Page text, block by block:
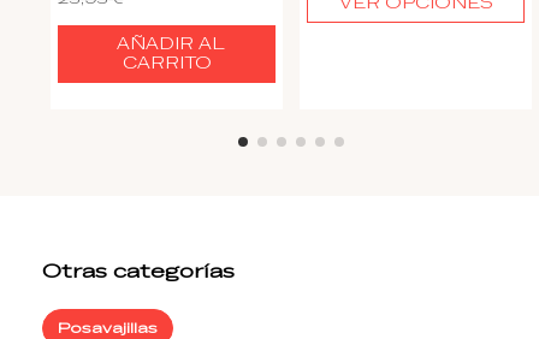
AÑADIR AL
CARRITO
Otras categorías
Posavajillas